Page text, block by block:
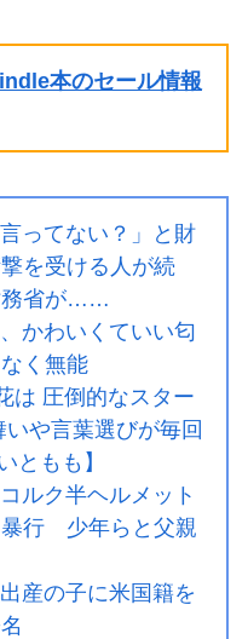
本のセール情報
ってない？」と財
を受ける人が続
務省が……
かわいくていい匂
く無能
は 圧倒的なスター
や言葉選びが毎回
ともも】
ルク半ヘルメット
暴行 少年らと父親
産の子に米国籍を